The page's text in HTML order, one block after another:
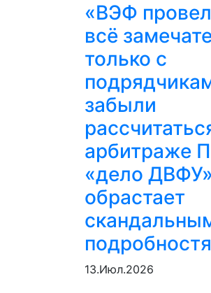
«ВЭФ
всё
только с
забыли
арбитраже
«дело ДВФУ»
обрастает
13.Июл.2026